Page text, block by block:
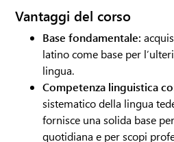
Vantaggi del corso
Base fondamentale:
latino come base per
lingua.
Competenza linguistica
sistematico della lingua
fornisce una solida base
quotidiana e per scopi